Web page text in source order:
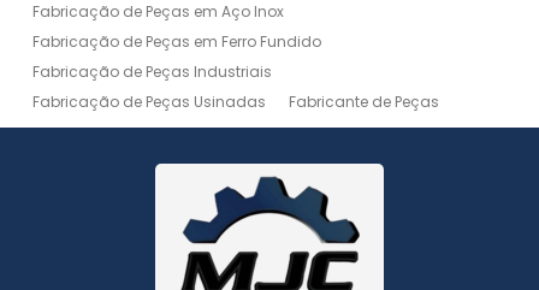
Fabricação de Peças em Aço Inox
Fabricação de Peças em Ferro Fundido
Fabricação de Peças Industriais
Fabricação de Peças Usinadas
Fabricante de Peças
Fabricante de Peças de Máquinas
Manutenção de Máquina
Peças Usinadas
Serviço de Soldagem
Serviço de Usinagem
Serviço de Usinagem Pesada
Serviços de Usinagem CNC
Serviços de Usinagem de Peças